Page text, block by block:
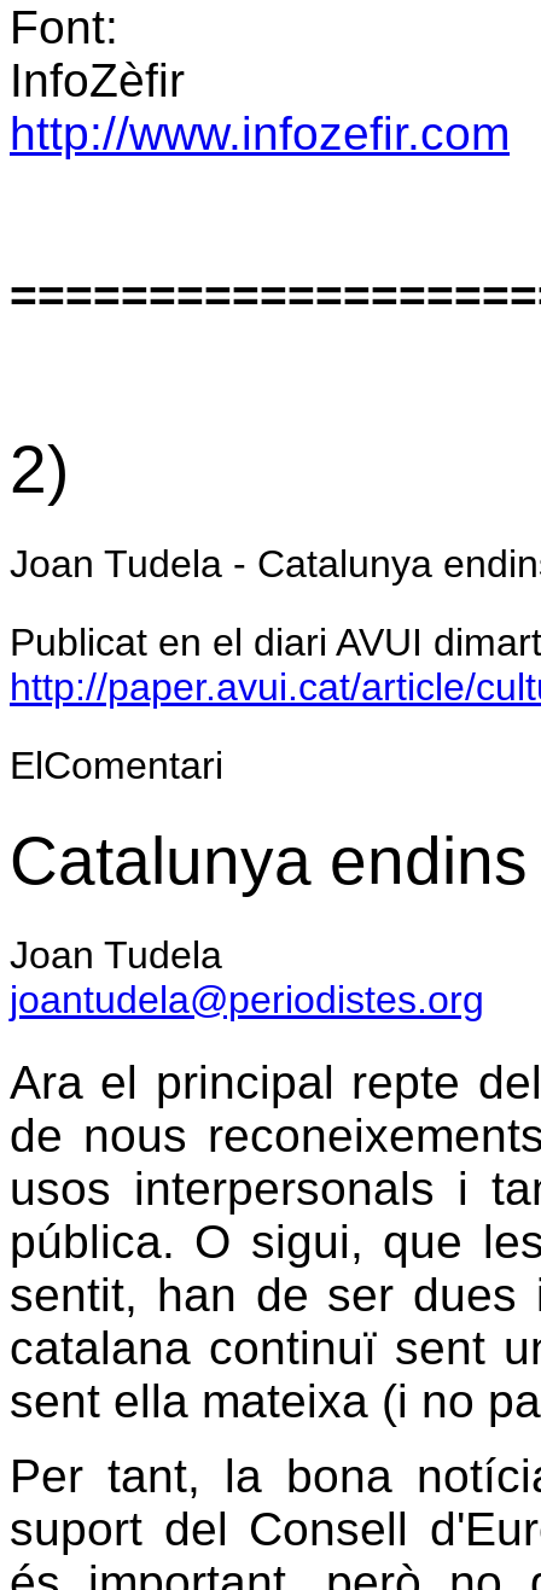
Font:
InfoZèfir
http://www.infozefir.com
2)
Joan Tudela - Catalunya
Publicat en el diari AVUI
http://paper.avui.cat/article/
ElComentari
Catalunya endins
Joan Tudela
joantudela@periodistes.org
Ara el principal repte
de nous
usos interpersonals i
pública. O sigui, que
sentit, han de ser
catalana continuï sent
sent ella mateixa (i no
Per tant, la bona
suport del Consell